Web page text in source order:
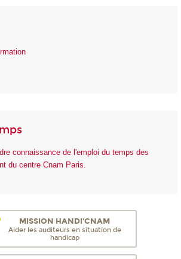
connaissance de l'emploi du temps des
du centre Cnam Paris.
MISSION HANDI'CNAM
Aider les auditeurs en situation de
handicap